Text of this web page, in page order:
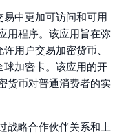
中更加可访问和可用
用程序。该应用旨在弥
用户交易加密货币、
加密卡。该应用的开
货币对普通消费者的实
战略合作伙伴关系和上